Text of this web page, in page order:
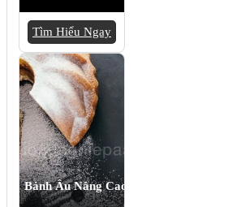
Tìm Hiểu Ngay
Bánh Âu Nâng Cao